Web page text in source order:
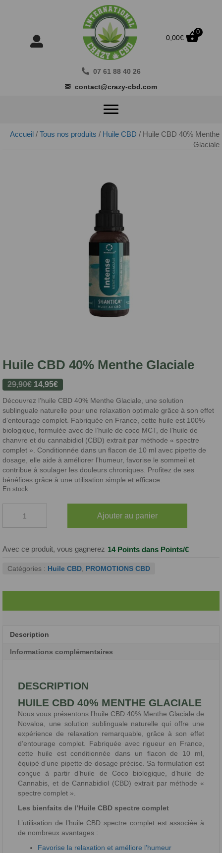
0,00€
0
07 61 88 40 26
contact@crazy-cbd.com
Accueil / Tous nos produits / Huile CBD / Huile CBD 40% Menthe
Glaciale
Huile CBD 40% Menthe Glaciale
29,90€ Le
initial
était :
29,90€.
14,95€Le
actuel
est :
14,95€.
Découvrez l’huile CBD 40% Menthe Glaciale, une solution
sublinguale naturelle pour une relaxation optimale grâce à son effet
d’entourage complet. Fabriquée en France, cette huile est 100%
biologique, formulée avec de l’huile de coco MCT, de l’huile de
chanvre et du cannabidiol (CBD) extrait par méthode « spectre
complet ». Conditionnée dans un flacon de 10 ml avec pipette de
dosage, elle aide à améliorer l’humeur, favorise le sommeil et
contribue à soulager les douleurs chroniques. Profitez de ses
bénéfices grâce à une utilisation simple et efficace.
En stock
Huile
40%
Glaciale
Ajouter au panier
Avec ce produit, vous gagnerez 14 Points dans Points/€
Catégories : Huile CBD PROMOTIONS CBD
Description
Informations complémentaires
DESCRIPTION
HUILE CBD 40% MENTHE GLACIALE
Nous vous présentons l’huile CBD 40% Menthe Glaciale de
Novaloa, une solution sublinguale naturelle qui offre une
expérience de relaxation remarquable, grâce à son effet
d’entourage complet. Fabriquée avec rigueur en France,
cette huile est conditionnée dans un flacon de 10 ml,
équipé d’une pipette de dosage précise. Sa formulation est
conçue à partir d’huile de Coco biologique, d’huile de
Cannabis, et de Cannabidiol (CBD) extrait par méthode «
spectre complet ».
Les bienfaits de l’Huile CBD spectre complet
L’utilisation de l’huile CBD spectre complet est associée à
de nombreux avantages :
Favorise la relaxation et améliore l’humeur